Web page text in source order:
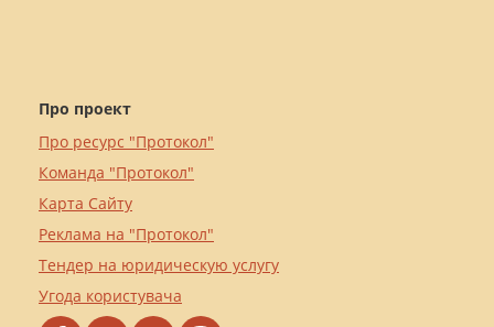
Про проект
Про ресурс "Протокол"
Команда "Протокол"
Карта Сайту
Реклама на "Протокол"
Тендер на юридическую услугу
Угода користувача